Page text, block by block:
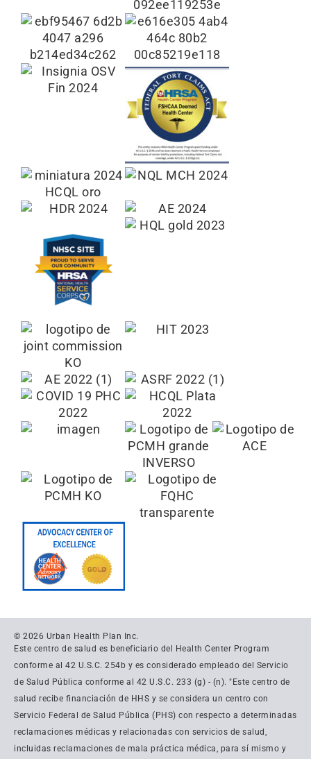
© 2026 Urban Health Plan Inc.
Este centro de salud es beneficiario del Health Center Program
conforme al 42 U.S.C. 254b y es considerado empleado del Servicio
de Salud Pública conforme al 42 U.S.C. 233 (g) - (n). "Este centro de
salud recibe financiación de HHS y se considera un centro con
Servicio Federal de Salud Pública (PHS) con respecto a determinadas
reclamaciones médicas y relacionadas con servicios de salud,
incluidas reclamaciones de mala práctica médica, para sí mismo y